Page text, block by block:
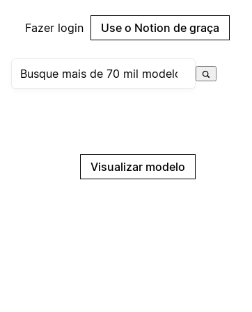
Fazer login Use o Notion de graça
Visualizar modelo